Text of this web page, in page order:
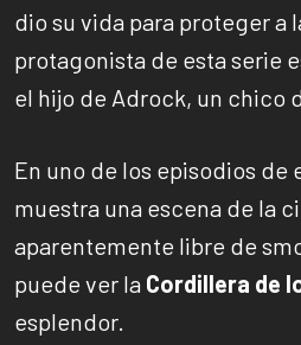
dio su vida para proteger a
protagonista de esta serie
el hijo de Adrock, un chico
En uno de los episodios de
muestra una escena de la
aparentemente libre de
puede ver la Cordillera de
esplendor.